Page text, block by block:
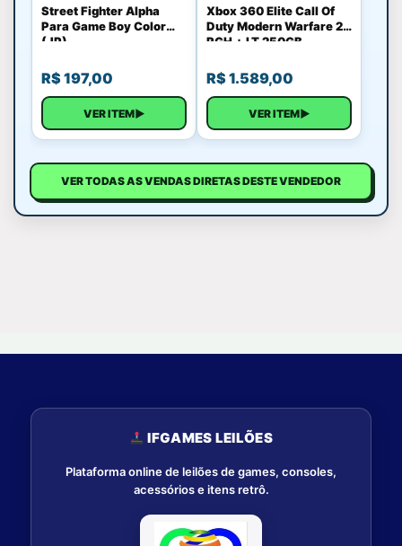
Street Fighter Alpha
Para Game Boy Color
(JP)
R$197,00
VER ITEM▶
Xbox 360 Elite Call Of
Duty Modern Warfare 2
RGH + LT 250GB
R$1.589,00
VER ITEM▶
VER TODAS AS VENDAS DIRETAS DESTE VENDEDOR
IFGAMES LEILÕES
Plataforma online de leilões de games, consoles,
acessórios e itens retrô.